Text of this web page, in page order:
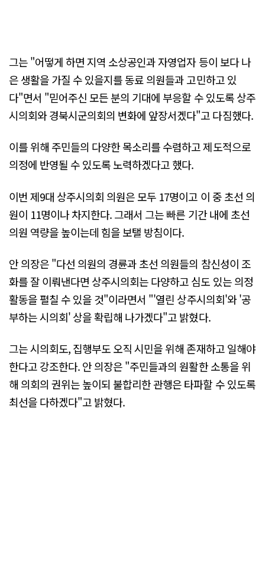
그는 "어떻게 하면 지역 소상공인과 자영업자 등이 보다 나
은 생활을 가질 수 있을지를 동료 의원들과 고민하고 있
다"면서 "믿어주신 모든 분의 기대에 부응할 수 있도록 상주
시의회와 경북시군의회의 변화에 앞장서겠다"고 다짐했다.
이를 위해 주민들의 다양한 목소리를 수렴하고 제도적으로
의정에 반영될 수 있도록 노력하겠다고 했다.
이번 제9대 상주시의회 의원은 모두 17명이고 이 중 초선 의
원이 11명이나 차지한다. 그래서 그는 빠른 기간 내에 초선
의원 역량을 높이는데 힘을 보탤 방침이다.
안 의장은 "다선 의원의 경륜과 초선 의원들의 참신성이 조
화를 잘 이뤄낸다면 상주시의회는 다양하고 심도 있는 의정
활동을 펼칠 수 있을 것"이라면서 "'열린 상주시의회'와 '공
부하는 시의회' 상을 확립해 나가겠다"고 밝혔다.
그는 시의회도, 집행부도 오직 시민을 위해 존재하고 일해야
한다고 강조한다. 안 의장은 "주민들과의 원활한 소통을 위
해 의회의 권위는 높이되 불합리한 관행은 타파할 수 있도록
최선을 다하겠다"고 밝혔다.